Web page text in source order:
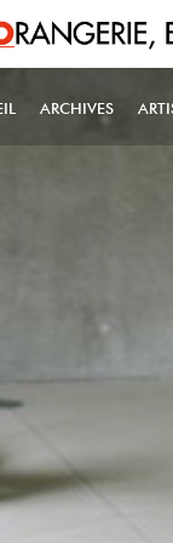
ARCHIVES